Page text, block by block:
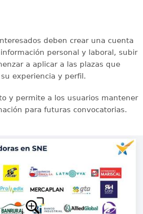
deben crear una cuenta
personal y laboral, subir
a aplicar a las plazas que
experiencia y perfil.
y permite a los usuarios mantener
para futuras convocatorias.